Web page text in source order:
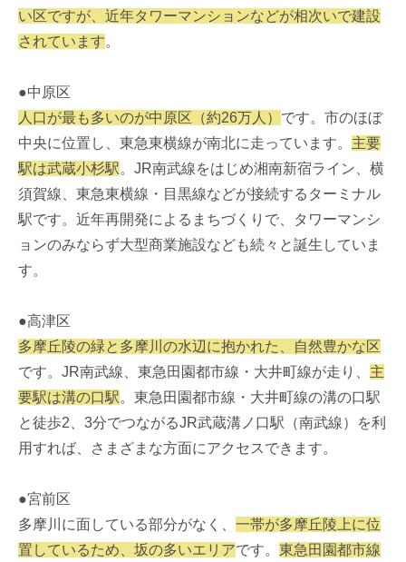
い区ですが、近年タワーマンションなどが相次いで建設
されています。
●中原区
人口が最も多いのが中原区（約26万人） です。市のほぼ
中央に位置し、東急東横線が南北に走っています。 主要
駅は武蔵小杉駅。JR南武線をはじめ湘南新宿ライン、横
須賀線、東急東横線・目黒線などが接続するターミナル
駅です。近年再開発によるまちづくりで、タワーマンシ
ョンのみならず大型商業施設なども続々と誕生していま
す。
●高津区
多摩丘陵の緑と多摩川の水辺に抱かれた、自然豊かな区
です。JR南武線、東急田園都市線・大井町線が走り、 主
要駅は溝の口駅。東急田園都市線・大井町線の溝の口駅
と徒歩2、3分でつながるJR武蔵溝ノ口駅（南武線）を利
用すれば、さまざまな方面にアクセスできます。
●宮前区
多摩川に面している部分がなく、 一帯が多摩丘陵上に位
置しているため、坂の多いエリアです。 東急田園都市線